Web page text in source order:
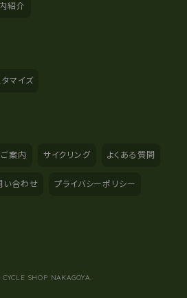
紹介
タマイズ
案内 サイクリング よくある質問
い合わせ プライバシーポリシー
SHOP NAKAGOYA.